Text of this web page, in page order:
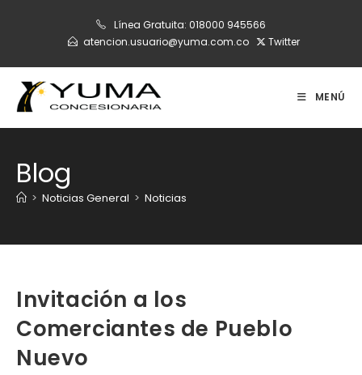
Línea Gratuita: 018000 945566
atencion.usuario@yuma.com.co
Twitter
MENÚ
Blog
> Noticias General > Noticias
Invitación a los
Comerciantes de Pueblo
Nuevo